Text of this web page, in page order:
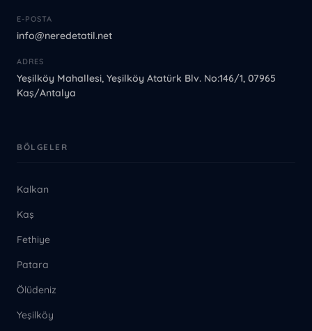
E-POSTA
info@neredetatil.net
ADRES
Yeşilköy Mahallesi, Yeşilköy Atatürk Blv. No:146/1, 07965
Kaş/Antalya
BÖLGELER
Kalkan
Kaş
Fethiye
Patara
Ölüdeniz
Yeşilköy